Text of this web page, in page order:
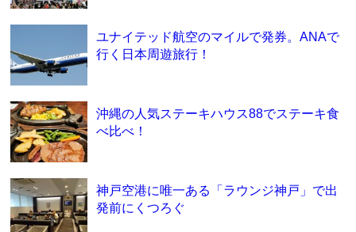
ユナイテッド航空のマイルで発券。ANAで
行く日本周遊旅行！
沖縄の人気ステーキハウス88でステーキ食
べ比べ！
神戸空港に唯一ある「ラウンジ神戸」で出
発前にくつろぐ